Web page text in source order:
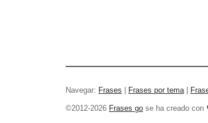
Navegar: Frases Frases por tema|
©2012-2026 Frases go se ha creado con